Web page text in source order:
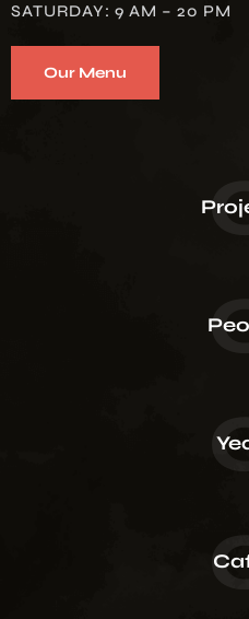
SATURDAY: 9 AM – 20 PM
Our Menu